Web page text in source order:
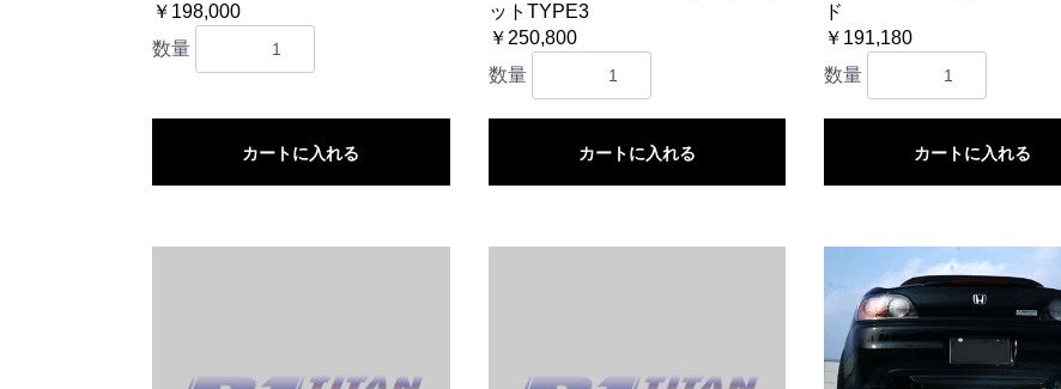
￥198,000
数量
カートに入れる
ットTYPE3
￥250,800
数量
カートに入れる
ド
￥191,180
数量
カートに入れる